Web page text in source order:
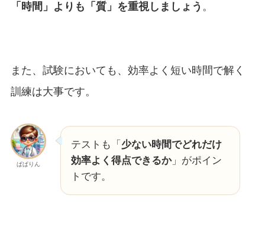
「時間」よりも「質」を重視しましょう 。
また、試験においても、効率よく短い時間で解く
訓練は大事です。
ぱぱりん
テストも「 少ない時間でどれだけ
効率よく得点できるか」がポイン
トです。